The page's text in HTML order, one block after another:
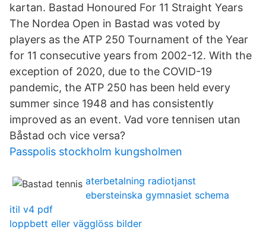
kartan. Bastad Honoured For 11 Straight Years
The Nordea Open in Bastad was voted by
players as the ATP 250 Tournament of the Year
for 11 consecutive years from 2002-12. With the
exception of 2020, due to the COVID-19
pandemic, the ATP 250 has been held every
summer since 1948 and has consistently
improved as an event. Vad vore tennisen utan
Båstad och vice versa?
Passpolis stockholm kungsholmen
aterbetalning radiotjanst
ebersteinska gymnasiet schema
itil v4 pdf
loppbett eller vägglöss bilder